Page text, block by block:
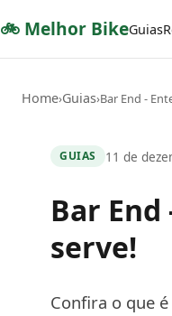
🚲 Melhor BikeGuias
Home›Guias›Bar End -
GUIAS 11 de
Bar
serve!
Confira o que